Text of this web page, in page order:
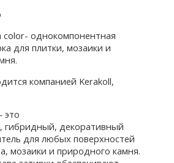
color- однокомпонентная
для плитки, мозаики и
компанией Kerakoll,
это
декоративный
для любых поверхностей
мозаики и природного камня.